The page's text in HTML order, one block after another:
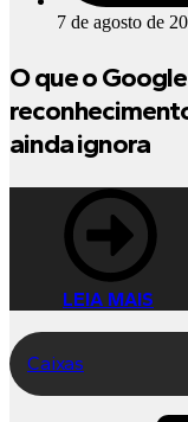
7 de agosto de
O que o
ainda ignora
LEIA MAIS
Caixas